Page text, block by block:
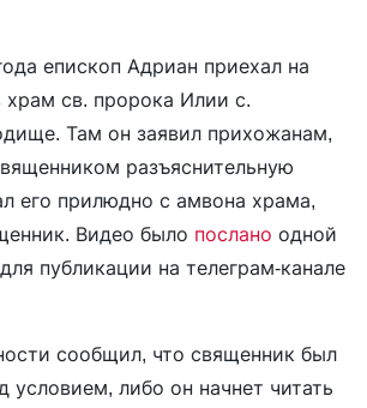
епископ Адриан приехал на
храм св. пророка Илии с.
Там он заявил прихожанам,
разъяснительную
его прилюдно с амвона храма,
Видео было послано одной
публикации на телеграм-канале
сообщил, что священник был
условием, либо он начнет читать